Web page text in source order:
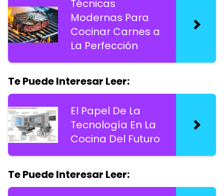
Técnicas
Modernas Para
Cocinar Carnes a
La Perfección
Te Puede Interesar Leer:
El Papel De La
Tecnología En La
Cocina Del Futuro
Te Puede Interesar Leer: